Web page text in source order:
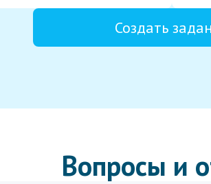
Создать
Вопросы и